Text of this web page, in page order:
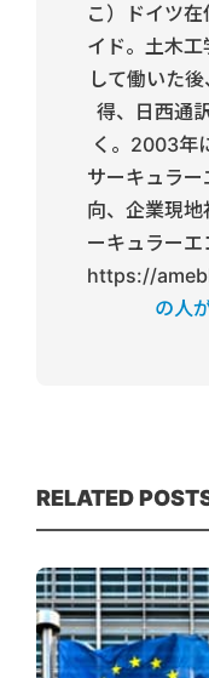
こ）ドイツ
イド。土木
して働いた
得、日西通
く。2003年
サーキュラ
向、企業現
ーキュラーエ
https://
の人
RELATED